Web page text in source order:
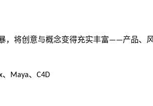
，将创意与概念变得充实丰富——产品、
、 Maya、 C4D